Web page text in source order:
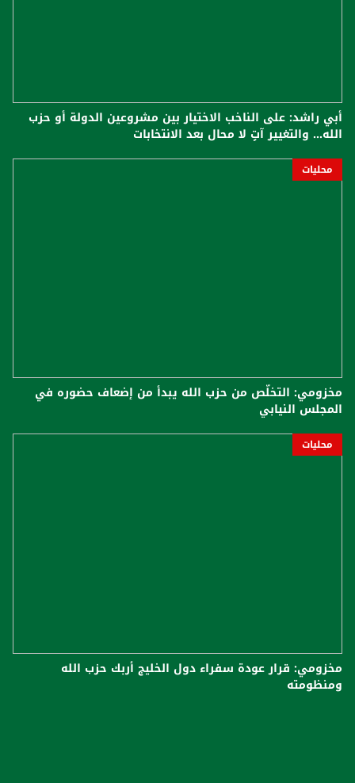
أبي راشد: على الناخب الاختيار بين مشروعين الدولة أو حزب
الله... والتغيير آتٍ لا محال بعد الانتخابات
محليات
مخزومي: التخلّص من حزب الله يبدأ من إضعاف حضوره في
المجلس النيابي
محليات
مخزومي: قرار عودة سفراء دول الخليج أربك حزب الله
ومنظومته